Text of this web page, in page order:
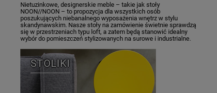
Nietuzinkowe, designerskie meble – takie jak stoły
NOON//NOON – to propozycja dla wszystkich osób
poszukujących niebanalnego wyposażenia wnętrz w stylu
skandynawskim. Nasze stoły na zamówienie świetnie sprawdzą
się w przestrzeniach typu loft, a zatem będą stanowić idealny
wybór do pomieszczeń stylizowanych na surowe i industrialne.
STOLIKI